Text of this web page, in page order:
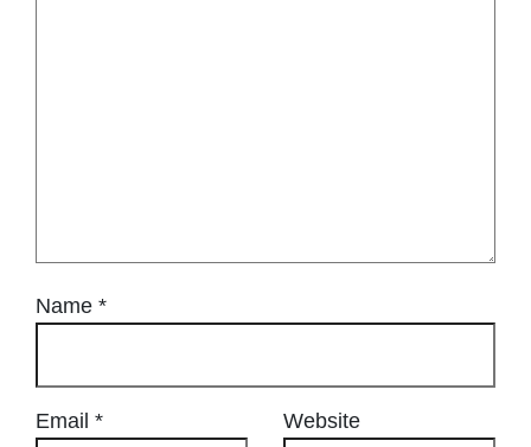
Name *
Email * Website